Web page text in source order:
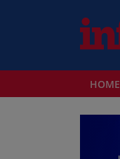
HOME